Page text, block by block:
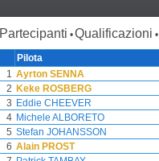
Partecipanti •Qualificazioni •
Pilota
1 Ayrton SENNA
2 Keke ROSBERG
3 Eddie CHEEVER
4 Michele ALBORETO
5 Stefan JOHANSSON
6 Alain PROST